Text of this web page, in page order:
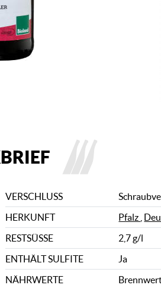
VERSCHLUSS
HERKUNFT Pfalz
RESTSÜSSE
2,7 g/l
ENTHÄLT SULFITE
Ja
NÄHRWERTE